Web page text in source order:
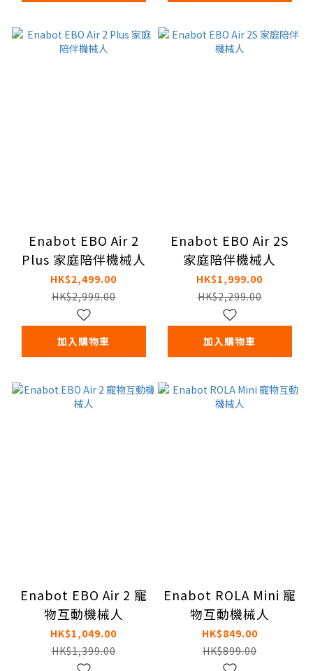
Enabot EBO Air 2
Plus 家庭陪伴機械人
HK$2,499.00
HK$2,999.00
加入購物車
Enabot EBO Air 2S
家庭陪伴機械人
HK$1,999.00
HK$2,299.00
加入購物車
Enabot EBO Air 2 寵
物互動機械人
HK$1,049.00
HK$1,399.00
Enabot ROLA Mini 寵
物互動機械人
HK$849.00
HK$899.00